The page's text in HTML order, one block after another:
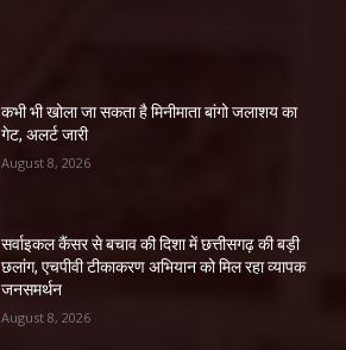
कभी भी खोला जा सकता है मिनीमाता बांगो जलाशय का
गेट, अलर्ट जारी
August 8, 2026
सर्वाइकल कैंसर से बचाव की दिशा में छत्तीसगढ़ की बड़ी
छलांग, एचपीवी टीकाकरण अभियान को मिल रहा व्यापक
जनसमर्थन
August 8, 2026